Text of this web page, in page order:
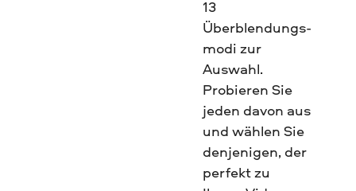
13
Überblendungs­
modi zur
Auswahl.
Probieren Sie
jeden davon aus
und wählen Sie
denjenigen, der
perfekt zu